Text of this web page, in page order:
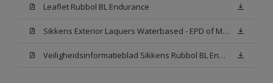
Leaflet Rubbol BL Endurance
Sikkens Exterior Laquers Waterbased - EPD of Milieuproductverklaring
Veiligheidsinformatieblad Sikkens Rubbol BL Endurance High Gloss N00 (MSDS)